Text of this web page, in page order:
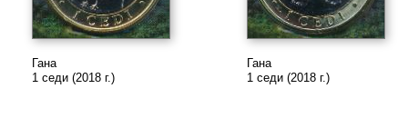
Гана
1 седи (2018 г.)
Гана
1 седи (2018 г.)